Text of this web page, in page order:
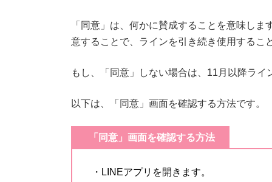
「同意」は、何かに賛成することを意味し
意することで、ラインを引き続き使用するこ
もし、「同意」しない場合は、11月以降ライ
以下は、「同意」画面を確認する方法です。
「同意」画面を確認する方法
・LINEアプリを開きます。